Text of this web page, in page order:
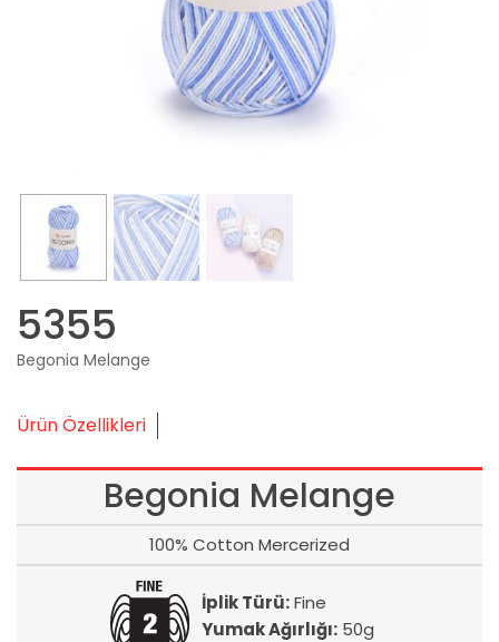
5355
Begonia Melange
Ürün Özellikleri
Begonia Melange
100% Cotton Mercerized
İplik Türü:Fine
Yumak Ağırlığı:50g